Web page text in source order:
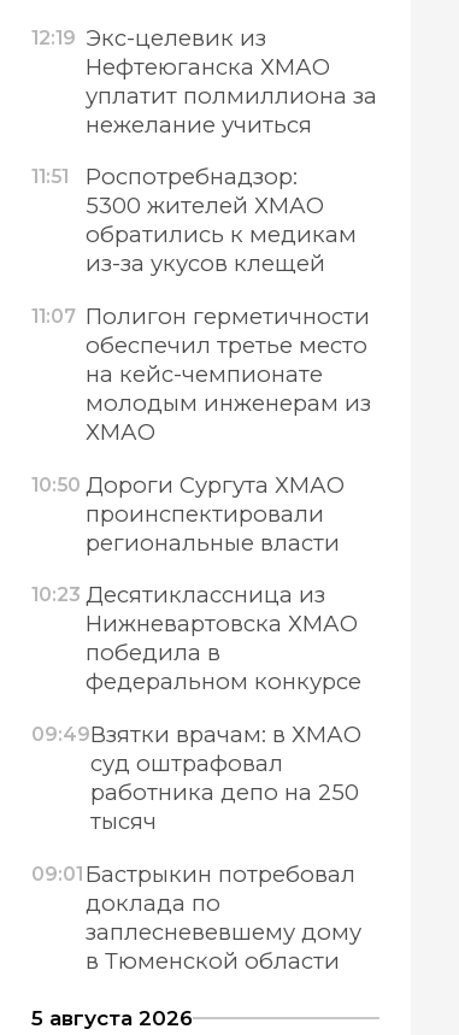
12:19 Экс-целевик из
Нефтеюганска ХМАО
уплатит полмиллиона за
нежелание учиться
11:51
Роспотребнадзор:
5300 жителей ХМАО
обратились к медикам
из-за укусов клещей
11:07 Полигон герметичности
обеспечил третье место
на кейс-чемпионате
молодым инженерам из
ХМАО
10:50 Дороги Сургута ХМАО
проинспектировали
региональные власти
10:23 Десятиклассница из
Нижневартовска ХМАО
победила в
федеральном конкурсе
09:49Взятки врачам: в ХМАО
суд оштрафовал
работника депо на 250
тысяч
09:01 Бастрыкин потребовал
доклада по
заплесневевшему дому
в Тюменской области
5 августа 2026